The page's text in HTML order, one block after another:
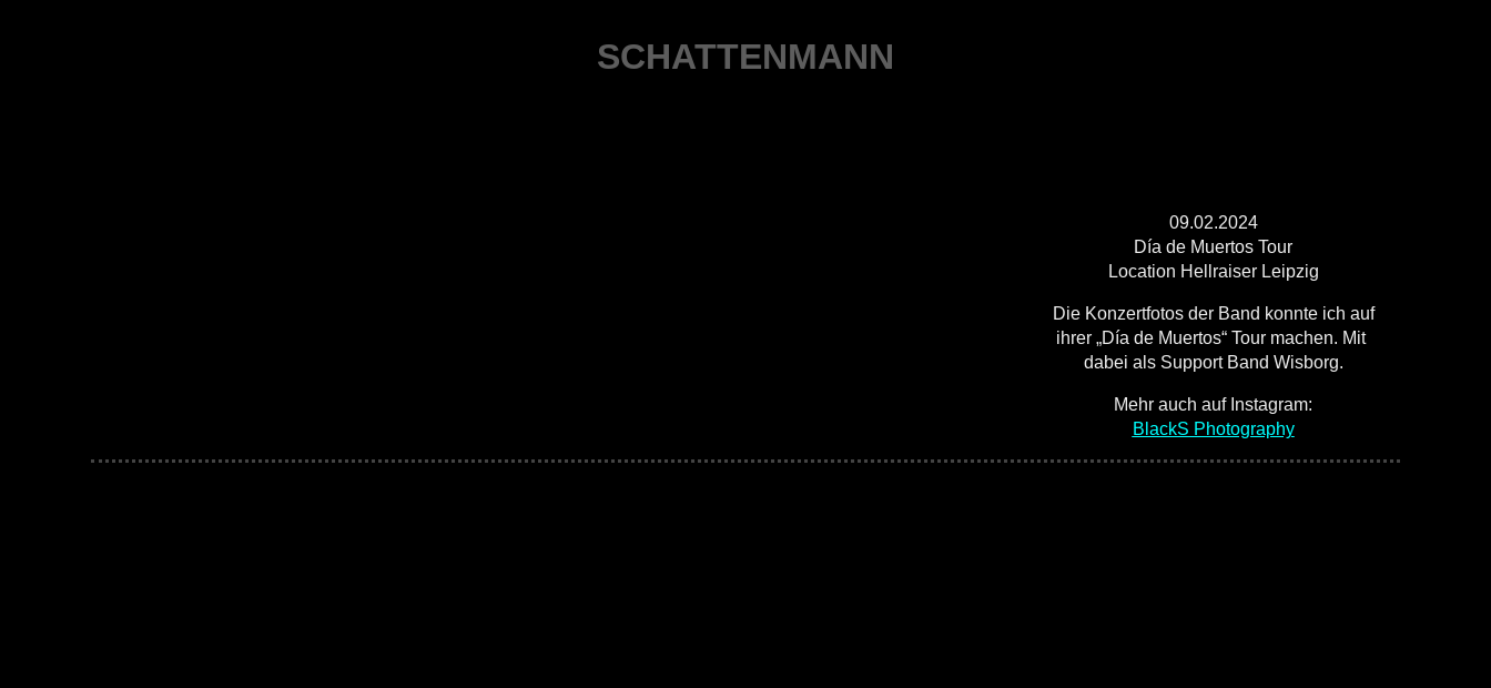
SCHATTENMANN
09.02.2024
Día de Muertos Tour
Location Hellraiser Leipzig
Die Konzertfotos der Band konnte ich auf
ihrer „Día de Muertos“ Tour machen. Mit
dabei als Support Band Wisborg.
Mehr auch auf Instagram:
BlackS Photography